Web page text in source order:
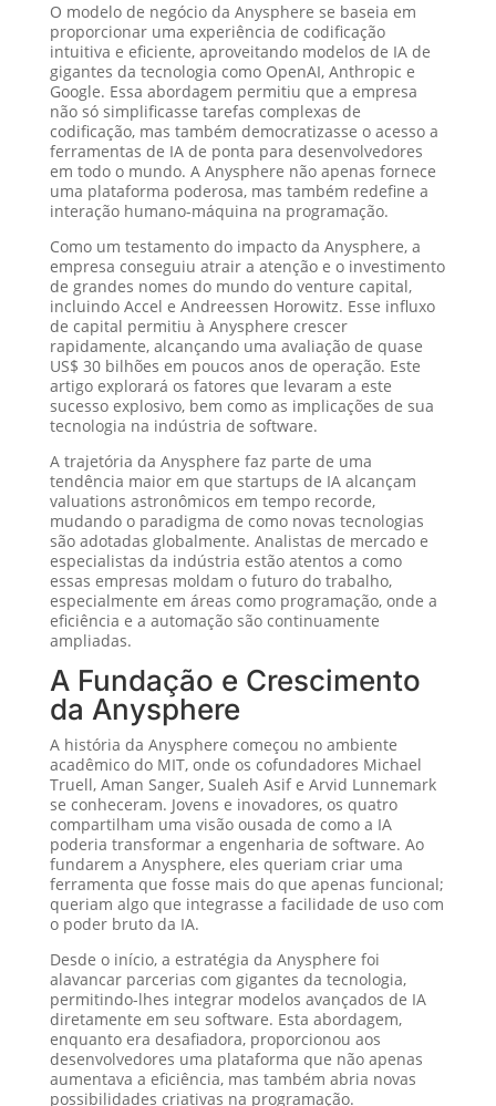
O modelo de negócio da Anysphere se baseia em
proporcionar uma experiência de codificação
intuitiva e eficiente, aproveitando modelos de IA de
gigantes da tecnologia como OpenAI, Anthropic e
Google. Essa abordagem permitiu que a empresa
não só simplificasse tarefas complexas de
codificação, mas também democratizasse o acesso a
ferramentas de IA de ponta para desenvolvedores
em todo o mundo. A Anysphere não apenas fornece
uma plataforma poderosa, mas também redefine a
interação humano-máquina na programação.
Como um testamento do impacto da Anysphere, a
empresa conseguiu atrair a atenção e o investimento
de grandes nomes do mundo do venture capital,
incluindo Accel e Andreessen Horowitz. Esse influxo
de capital permitiu à Anysphere crescer
rapidamente, alcançando uma avaliação de quase
US$ 30 bilhões em poucos anos de operação. Este
artigo explorará os fatores que levaram a este
sucesso explosivo, bem como as implicações de sua
tecnologia na indústria de software.
A trajetória da Anysphere faz parte de uma
tendência maior em que startups de IA alcançam
valuations astronômicos em tempo recorde,
mudando o paradigma de como novas tecnologias
são adotadas globalmente. Analistas de mercado e
especialistas da indústria estão atentos a como
essas empresas moldam o futuro do trabalho,
especialmente em áreas como programação, onde a
eficiência e a automação são continuamente
ampliadas.
A Fundação e Crescimento
da Anysphere
A história da Anysphere começou no ambiente
acadêmico do MIT, onde os cofundadores Michael
Truell, Aman Sanger, Sualeh Asif e Arvid Lunnemark
se conheceram. Jovens e inovadores, os quatro
compartilham uma visão ousada de como a IA
poderia transformar a engenharia de software. Ao
fundarem a Anysphere, eles queriam criar uma
ferramenta que fosse mais do que apenas funcional;
queriam algo que integrasse a facilidade de uso com
o poder bruto da IA.
Desde o início, a estratégia da Anysphere foi
alavancar parcerias com gigantes da tecnologia,
permitindo-lhes integrar modelos avançados de IA
diretamente em seu software. Esta abordagem,
enquanto era desafiadora, proporcionou aos
desenvolvedores uma plataforma que não apenas
aumentava a eficiência, mas também abria novas
possibilidades criativas na programação.